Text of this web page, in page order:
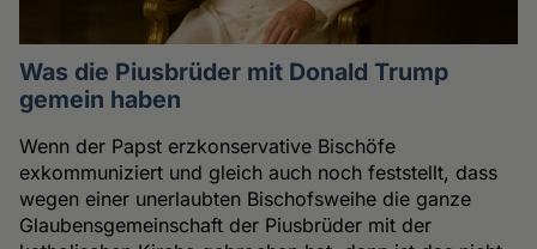
Was die Piusbrüder mit Donald Trump
gemein haben
Wenn der Papst erzkonservative Bischöfe
exkommuniziert und gleich auch noch feststellt, dass
wegen einer unerlaubten Bischofsweihe die ganze
Glaubensgemeinschaft der Piusbrüder mit der